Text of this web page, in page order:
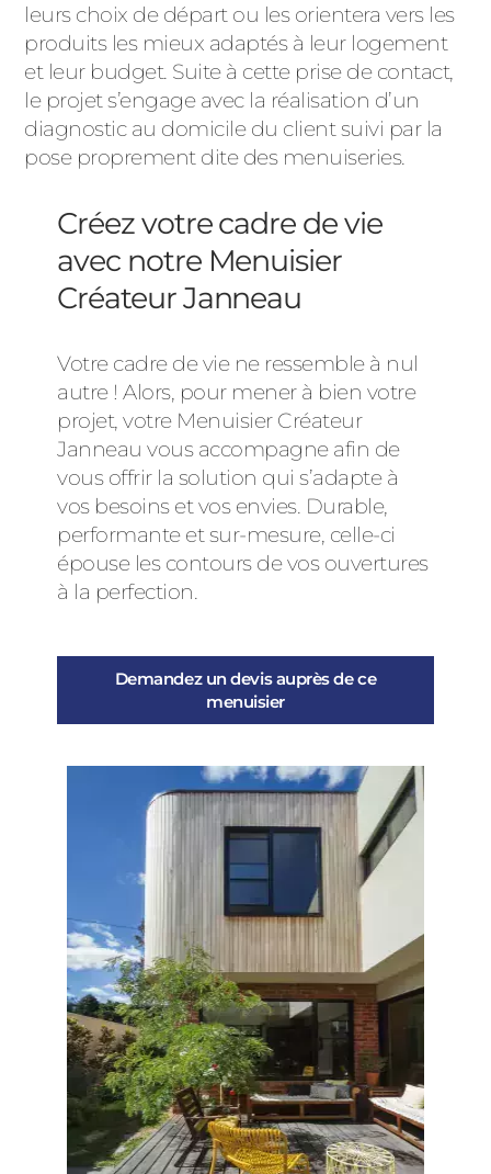
leurs choix de départ ou les orientera vers les
produits les mieux adaptés à leur logement
et leur budget. Suite à cette prise de contact,
le projet s’engage avec la réalisation d’un
diagnostic au domicile du client suivi par la
pose proprement dite des menuiseries.
Créez votre cadre de vie
avec notre Menuisier
Créateur Janneau
Votre cadre de vie ne ressemble à nul
autre ! Alors, pour mener à bien votre
projet, votre Menuisier Créateur
Janneau vous accompagne afin de
vous offrir la solution qui s’adapte à
vos besoins et vos envies. Durable,
performante et sur-mesure, celle-ci
épouse les contours de vos ouvertures
à la perfection.
Demandez un devis auprès de ce
menuisier